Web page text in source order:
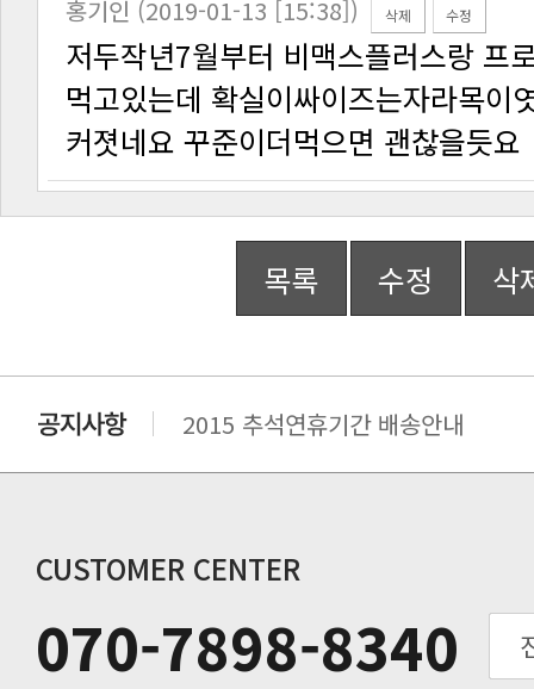
홍기인 (2019-01-13 [15:38]) 삭제 수정
커졋네요 꾸준이더먹으면 괜찮을듯요
목록 수정 삭
2015 추석연휴기간 배송안내
추수감사절 배송안내
추석기간 배송안내
노동절(9월3일) 배송업무 안내
입금 고객님을 찾습니다.
CUSTOMER CENTER
070-7898-8340